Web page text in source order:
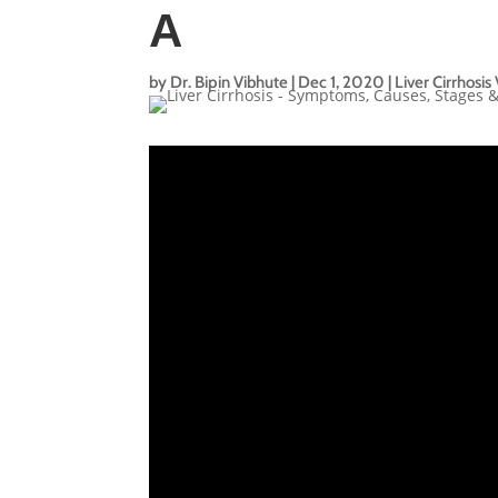
A
by Dr. Bipin Vibhute | Dec 1, 2020 | Liver Cirrhosis